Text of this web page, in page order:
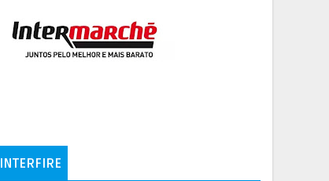
INTERFIRE